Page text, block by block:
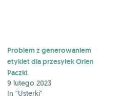
Problem z generowaniem
etykiet dla przesyłek Orlen
Paczki.
9 lutego 2023
In "Usterki"